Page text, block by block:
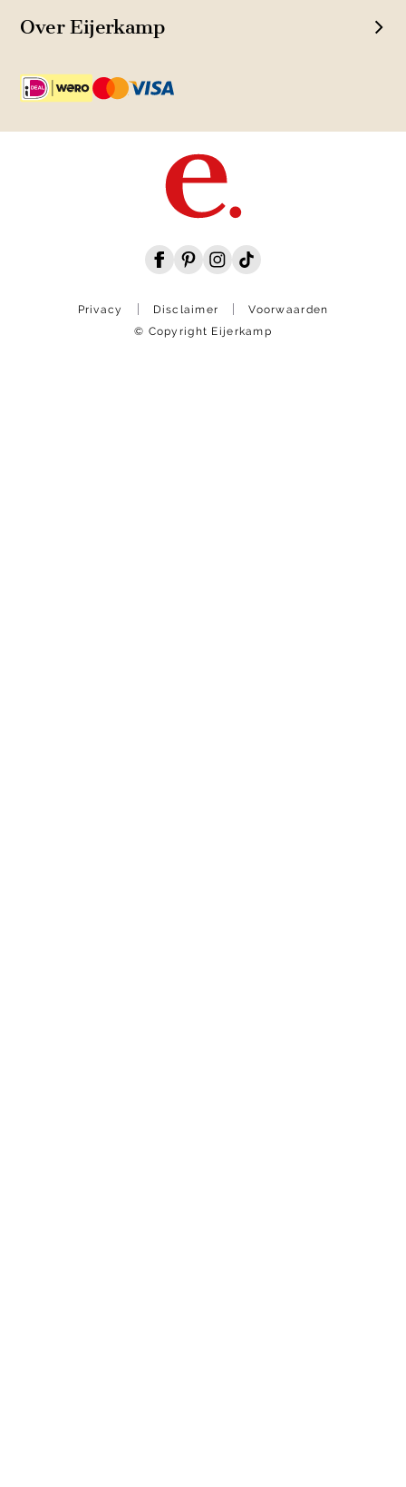
Over Eijerkamp
Privacy Disclaimer
Voorwaarden
© Copyright Eijerkamp